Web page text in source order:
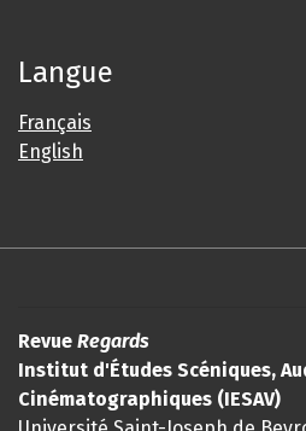
Langue
Français
English
Revue Regards
Institut d'Études Scéniques,
Cinématographiques (IESAV)